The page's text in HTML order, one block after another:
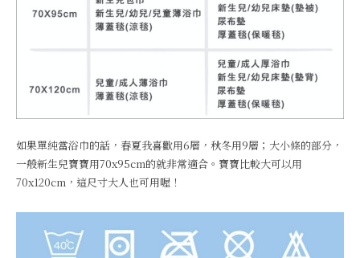
如果單純當浴巾的話，春夏我喜歡用6層，秋冬用9層；大小條的部分，
一般新生兒寶寶用70x95cm的就非常適合。寶寶比較大可以用
70x120cm，這尺寸大人也可用喔！